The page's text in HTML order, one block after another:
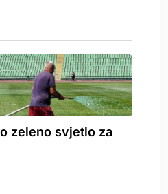
zeleno svjetlo za